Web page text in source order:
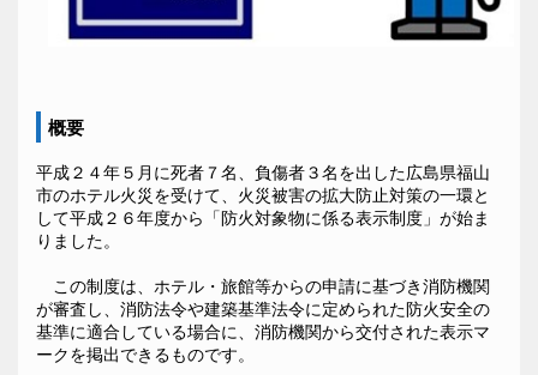
概要
平成２４年５月に死者７名、負傷者３名を出した広島県福山
市のホテル火災を受けて、火災被害の拡大防止対策の一環と
して平成２６年度から「防火対象物に係る表示制度」が始ま
りました。
この制度は、ホテル・旅館等からの申請に基づき消防機関
が審査し、消防法令や建築基準法令に定められた防火安全の
基準に適合している場合に、消防機関から交付された表示マ
ークを掲出できるものです。